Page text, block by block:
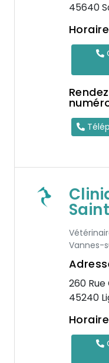
45640
Vannes-
260
45240